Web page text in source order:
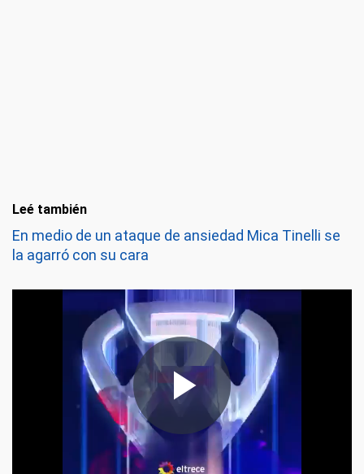
Leé también
En medio de un ataque de ansiedad Mica Tinelli se
la agarró con su cara